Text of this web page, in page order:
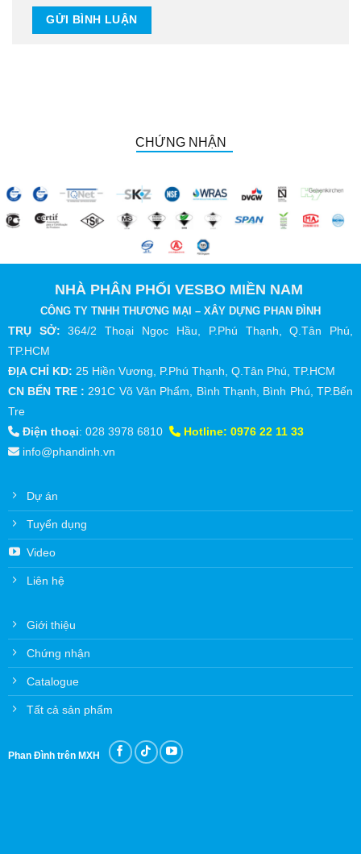
CHỨNG NHẬN
NHÀ PHÂN PHỐI VESBO MIỀN NAM
CÔNG TY TNHH THƯƠNG MẠI – XÂY DỰNG PHAN ĐÌNH
TRỤ SỞ: 364/2 Thoại Ngọc Hầu, P.Phú Thạnh, Q.Tân Phú,
TP.HCM
ĐỊA CHỈ KD: 25 Hiền Vương, P.Phú Thạnh, Q.Tân Phú, TP.HCM
CN BẾN TRE : 291C Võ Văn Phẩm, Bình Thạnh, Bình Phú, TP.Bến
Tre
Điện thoại: 028 3978 6810 Hotline: 0976 22 11 33
info@phandinh.vn
Dự án
Tuyển dụng
Video
Liên hệ
Giới thiệu
Chứng nhận
Catalogue
Tất cả sản phẩm
Phan Đình trên MXH